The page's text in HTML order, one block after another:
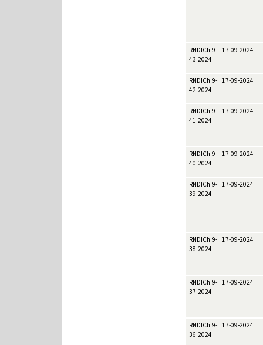
RNDICh.9-
43.2024
17-09-2024
RNDICh.9-
42.2024
17-09-2024
RNDICh.9-
41.2024
17-09-2024
RNDICh.9-
40.2024
17-09-2024
RNDICh.9-
39.2024
17-09-2024
RNDICh.9-
38.2024
17-09-2024
RNDICh.9-
37.2024
17-09-2024
RNDICh.9-
36.2024
17-09-2024